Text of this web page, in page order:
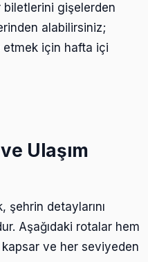
biletlerini gişelerden
alabilirsiniz;
etmek için hafta içi
Ulaşım
şehrin detaylarını
Aşağıdaki rotalar hem
ve her seviyeden